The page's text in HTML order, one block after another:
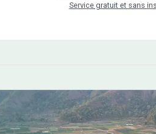
Service gratuit et sans